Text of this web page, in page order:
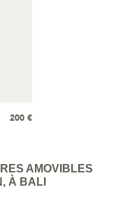
200 €
AMOVIBLES
À BALI